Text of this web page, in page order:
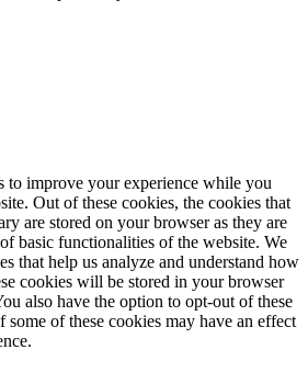
to improve your experience while you
Out of these cookies, the cookies that
are stored on your browser as they are
basic functionalities of the website. We
that help us analyze and understand how
cookies will be stored in your browser
also have the option to opt-out of these
of these cookies may have an effect